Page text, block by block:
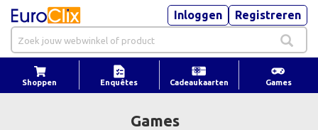
Inloggen Registreren
Shoppen Enquêtes Cadeaukaarten Games
Games